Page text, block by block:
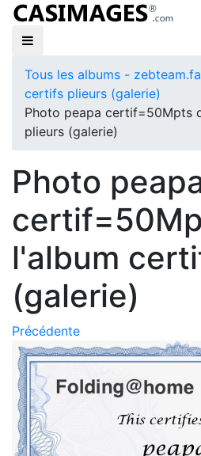
Tous les albums -
certifs plieurs (galerie)
Photo peapa certif=50Mpts
plieurs (galerie)
Photo
l'album
(galerie)
Précédente